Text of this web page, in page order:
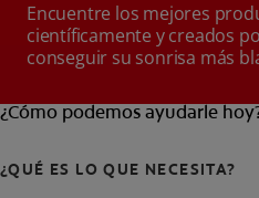
Encuentre los mejores
científicamente y creados
conseguir su sonrisa más
¿Cómo podemos ayudarle
¿QUÉ ES LO QUE NECESITA?